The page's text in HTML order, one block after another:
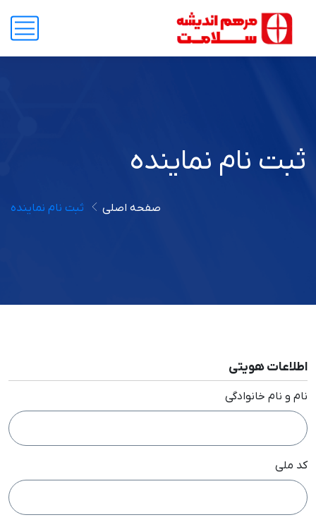
ثبت نام نماینده
صفحه اصلی ثبت نام نماینده
اطلاعات هویتی
نام و نام خانوادگی
کد ملی